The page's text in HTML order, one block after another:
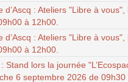
d’Ascq : Ateliers "Libre à
à 12h00.
d’Ascq : Ateliers "Libre à
à 12h00.
Stand lors la journée
6 septembre 2026 de 09h30